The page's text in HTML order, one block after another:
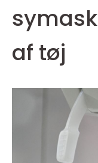
af tøj